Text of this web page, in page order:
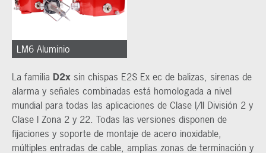
LM6 Aluminio
La familia D2x sin chispas E2S Ex ec de balizas, sirenas de
alarma y señales combinadas está homologada a nivel
mundial para todas las aplicaciones de Clase I/II División 2 y
Clase I Zona 2 y 22. Todas las versiones disponen de
fijaciones y soporte de montaje de acero inoxidable,
múltiples entradas de cable, amplias zonas de terminación y